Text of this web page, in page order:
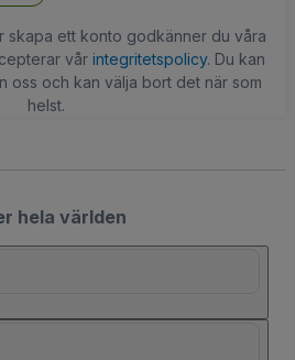
skapa ett konto godkänner du våra
vår integritetspolicy. Du kan
oss och kan välja bort det när som
helst.
hela världen